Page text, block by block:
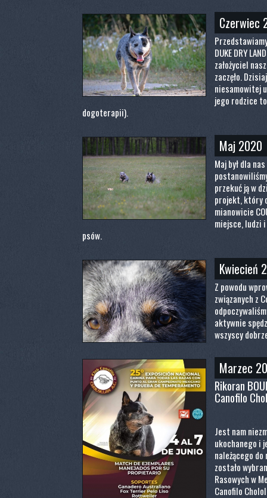
Czerwiec
DUKE DRY
założyciel
zaczęło.
niesamowitej
jego rodzice
dogoterapii).
Maj 2020
Maj był dla
przekuć ją w
projekt, który
mianowicie
miejsce, ludzi
psów.
Kwiecień
Z powodu
związanych z
aktywnie
wszyscy
Marzec
Rikoran
Canofilo
Jest nam
ukochanego i
należącego
zostało
Rasowych w
Canofilo